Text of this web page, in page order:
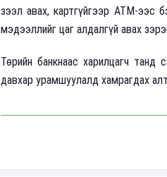
зээл авах, картгүйгээр АТМ-ээс
мэдээллийг цаг алдалгүй авах
Төрийн банкнаас харилцагч танд
давхар урамшуулалд хамрагдах